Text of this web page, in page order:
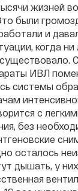
жизней
были
и
когда ни
ИВЛ
системы
с
без
осталось
дышать, у